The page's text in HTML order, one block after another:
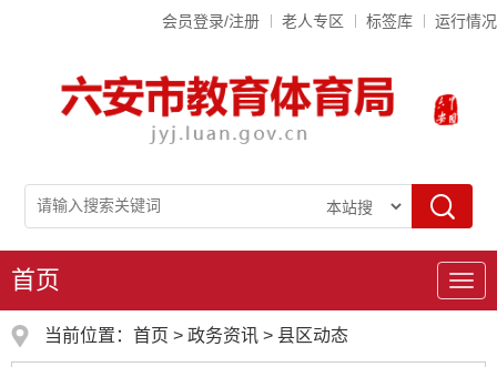
会员登录/注册 老人专区 标签库 运行情况
导
首页
当前位置： 首页 > 政务资讯 > 县区动态